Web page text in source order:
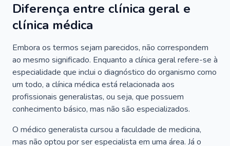
Diferença entre clínica geral e
clínica médica
Embora os termos sejam parecidos, não correspondem
ao mesmo significado. Enquanto a clínica geral refere-se à
especialidade que inclui o diagnóstico do organismo como
um todo, a clínica médica está relacionada aos
profissionais generalistas, ou seja, que possuem
conhecimento básico, mas não são especializados.
O médico generalista cursou a faculdade de medicina,
mas não optou por ser especialista em uma área. Já o